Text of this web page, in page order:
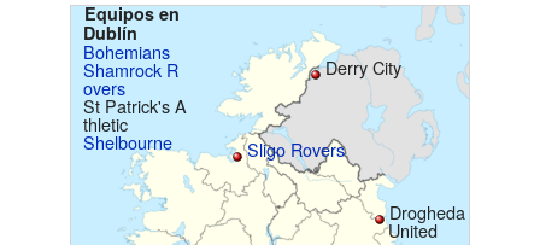
Derry City
Drogheda
United
Sligo Rovers
Equipos en
Dublín
Bohemians
Shamrock R
overs
St Patrick's A
thletic
Shelbourne